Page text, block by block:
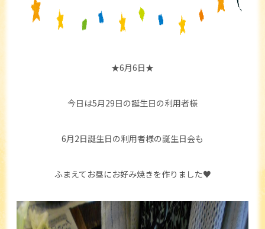
★6月6日★
今日は5月29日の誕生日の利用者様
6月2日誕生日の利用者様の誕生日会も
ふまえてお昼にお好み焼きを作りました♥